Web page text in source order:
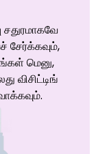
சதுரமாகவே
மெனு,
விசிட்டிங்